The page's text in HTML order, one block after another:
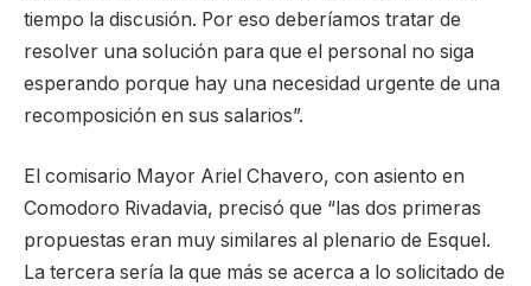
tiempo la discusión. Por eso deberíamos tratar de
resolver una solución para que el personal no siga
esperando porque hay una necesidad urgente de una
recomposición en sus salarios”.
El comisario Mayor Ariel Chavero, con asiento en
Comodoro Rivadavia, precisó que “las dos primeras
propuestas eran muy similares al plenario de Esquel.
La tercera sería la que más se acerca a lo solicitado de